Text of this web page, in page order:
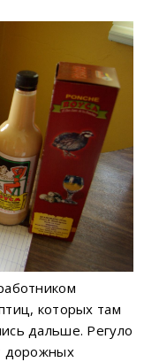
которых там
дальше. Регуло
дорожных